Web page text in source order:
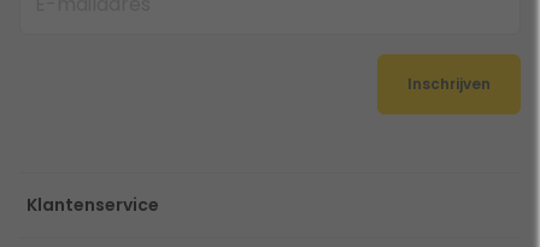
Inschrijven
Klantenservice